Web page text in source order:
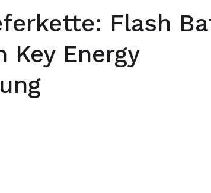
Flash
Key Energy